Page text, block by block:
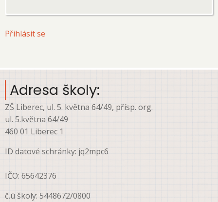
User
menu
Přihlásit se
Adresa školy:
ZŠ Liberec, ul. 5. května 64/49, přísp. org.
ul. 5.května 64/49
460 01 Liberec 1
ID datové schránky: jq2mpc6
IČO: 65642376
č.ú školy: 5448672/0800